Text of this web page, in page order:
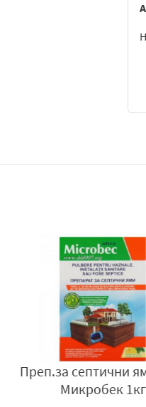
Преп.за септични ями
Микробек 1кг